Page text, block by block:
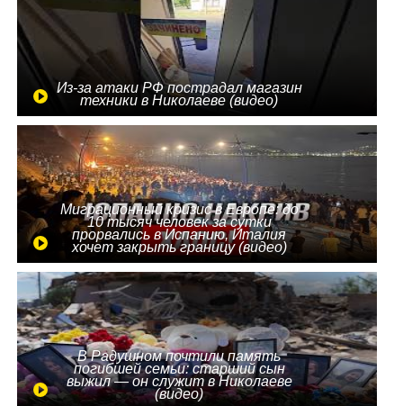
Из-за атаки РФ пострадал магазин
техники в Николаеве (видео)
Миграционный кризис в Европе: до
10 тысяч человек за сутки
прорвались в Испанию, Италия
хочет закрыть границу (видео)
В Радушном почтили память
погибшей семьи: старший сын
выжил — он служит в Николаеве
(видео)